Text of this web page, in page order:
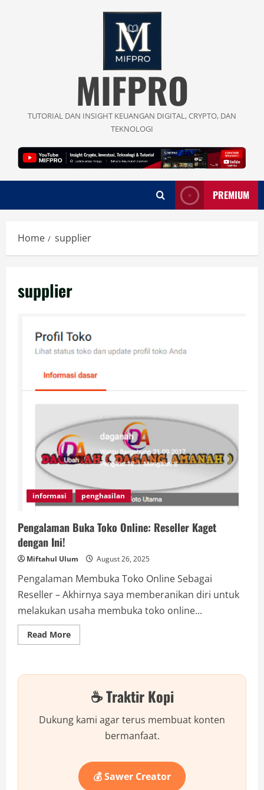
MIFPRO
TUTORIAL DAN INSIGHT KEUANGAN DIGITAL, CRYPTO, DAN
TEKNOLOGI
PREMIUM
Home supplier
supplier
informasi penghasilan
Pengalaman Buka Toko Online: Reseller Kaget
dengan Ini!
Miftahul Ulum August 26, 2025
Pengalaman Membuka Toko Online Sebagai
Reseller – Akhirnya saya memberanikan diri untuk
melakukan usaha membuka toko online...
Read MoreRead
more
Toko
Reseller
Kaget
Ini!
☕ Traktir Kopi
Dukung kami agar terus membuat konten
bermanfaat.
💰 Sawer Creator